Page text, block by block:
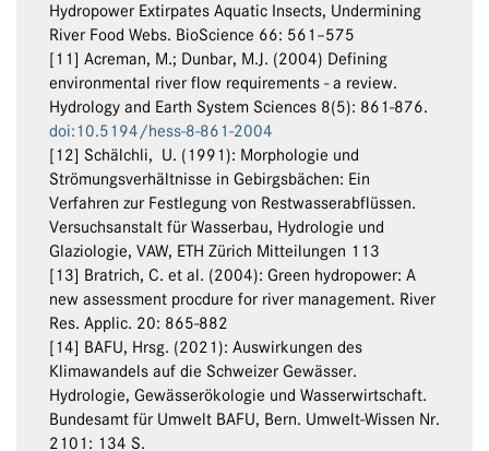
Hydropower Extirpates Aquatic Insects, Undermining
River Food Webs. BioScience 66: 561–575
[11] Acreman, M.; Dunbar, M.J. (2004) Defining
environmental river flow requirements - a review.
Hydrology and Earth System Sciences 8(5): 861-876.
doi:10.5194/hess-8-861-2004
[12] Schälchli, U. (1991): Morphologie und
Strömungsverhältnisse in Gebirgsbächen: Ein
Verfahren zur Festlegung von Restwasserabflüssen.
Versuchsanstalt für Wasserbau, Hydrologie und
Glaziologie, VAW, ETH Zürich Mitteilungen 113
[13] Bratrich, C. et al. (2004): Green hydropower: A
new assessment procdure for river management. River
Res. Applic. 20: 865-882
[14] BAFU, Hrsg. (2021): Auswirkungen des
Klimawandels auf die Schweizer Gewässer.
Hydrologie, Gewässerökologie und Wasserwirtschaft.
Bundesamt für Umwelt BAFU, Bern. Umwelt-Wissen Nr.
2101: 134 S.